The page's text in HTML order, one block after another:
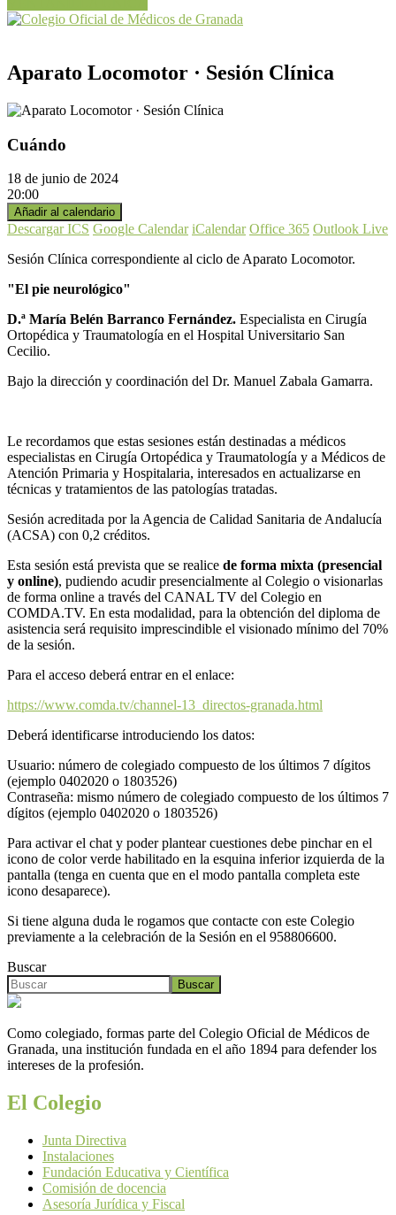
Aparato Locomotor · Sesión Clínica
Cuándo
18 de junio de 2024
20:00
Añadir al calendario
Descargar ICS Google Calendar iCalendar Office 365 Outlook Live
Sesión Clínica correspondiente al ciclo de Aparato Locomotor.
"El pie neurológico"
D.ª María Belén Barranco Fernández. Especialista en Cirugía
Ortopédica y Traumatología en el Hospital Universitario San
Cecilio.
Bajo la dirección y coordinación del Dr. Manuel Zabala Gamarra.
Le recordamos que estas sesiones están destinadas a médicos
especialistas en Cirugía Ortopédica y Traumatología y a Médicos de
Atención Primaria y Hospitalaria, interesados en actualizarse en
técnicas y tratamientos de las patologías tratadas.
Sesión acreditada por la Agencia de Calidad Sanitaria de Andalucía
(ACSA) con 0,2 créditos.
Esta sesión está prevista que se realice de forma mixta (presencial
y online), pudiendo acudir presencialmente al Colegio o visionarlas
de forma online a través del CANAL TV del Colegio en
COMDA.TV. En esta modalidad, para la obtención del diploma de
asistencia será requisito imprescindible el visionado mínimo del 70%
de la sesión.
Para el acceso deberá entrar en el enlace:
https://www.comda.tv/channel-13_directos-granada.html
Deberá identificarse introduciendo los datos:
Usuario: número de colegiado compuesto de los últimos 7 dígitos
(ejemplo 0402020 o 1803526)
Contraseña: mismo número de colegiado compuesto de los últimos 7
dígitos (ejemplo 0402020 o 1803526)
Para activar el chat y poder plantear cuestiones debe pinchar en el
icono de color verde habilitado en la esquina inferior izquierda de la
pantalla (tenga en cuenta que en el modo pantalla completa este
icono desaparece).
Si tiene alguna duda le rogamos que contacte con este Colegio
previamente a la celebración de la Sesión en el 958806600.
Buscar
Buscar
Como colegiado, formas parte del Colegio Oficial de Médicos de
Granada, una institución fundada en el año 1894 para defender los
intereses de la profesión.
El Colegio
Junta Directiva
Instalaciones
Fundación Educativa y Científica
Comisión de docencia
Asesoría Jurídica y Fiscal